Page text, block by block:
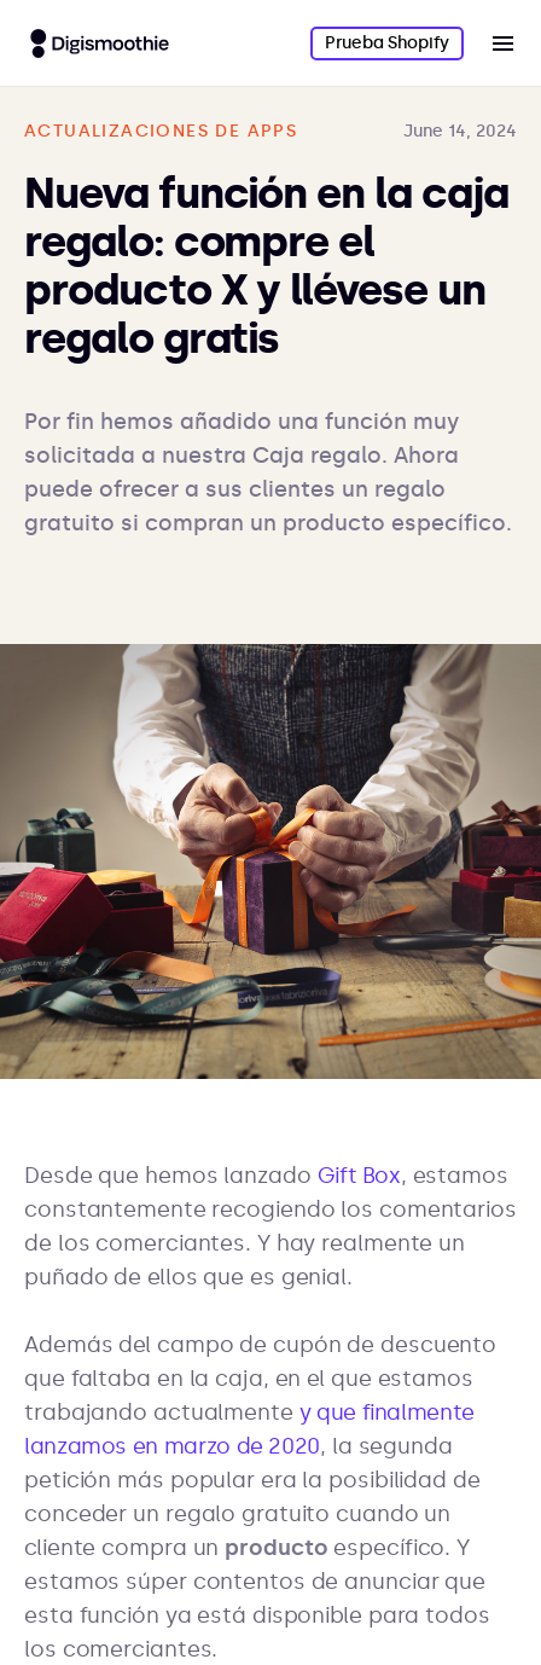
Prueba Shopify
ACTUALIZACIONES DE APPS June 14, 2024
Nueva función en la caja
regalo: compre el
producto X y llévese un
regalo gratis
Por fin hemos añadido una función muy
solicitada a nuestra Caja regalo. Ahora
puede ofrecer a sus clientes un regalo
gratuito si compran un producto específico.
Desde que hemos lanzado Gift Box, estamos
constantemente recogiendo los comentarios
de los comerciantes. Y hay realmente un
puñado de ellos que es genial.
Además del campo de cupón de descuento
que faltaba en la caja, en el que estamos
trabajando actualmente y que finalmente
lanzamos en marzo de 2020, la segunda
petición más popular era la posibilidad de
conceder un regalo gratuito cuando un
cliente compra un producto específico. Y
estamos súper contentos de anunciar que
esta función ya está disponible para todos
los comerciantes.